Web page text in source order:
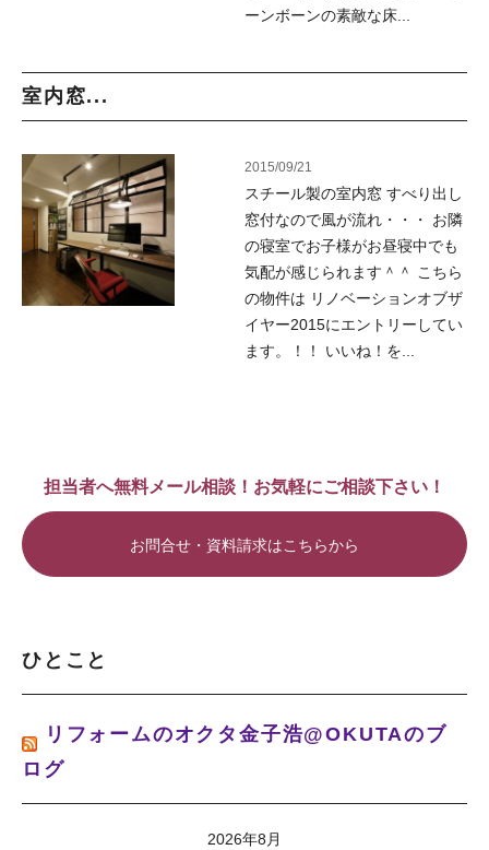
ーンボーンの素敵な床...
室内窓...
2015/09/21
スチール製の室内窓 すべり出し
窓付なので風が流れ・・・ お隣
の寝室でお子様がお昼寝中でも
気配が感じられます＾＾ こちら
の物件は リノベーションオブザ
イヤー2015にエントリーしてい
ます。！！ いいね！を...
担当者へ無料メール相談！お気軽にご相談下さい！
お問合せ・資料請求はこちらから
ひとこと
リフォームのオクタ金子浩@OKUTAのブ
ログ
2026年8月